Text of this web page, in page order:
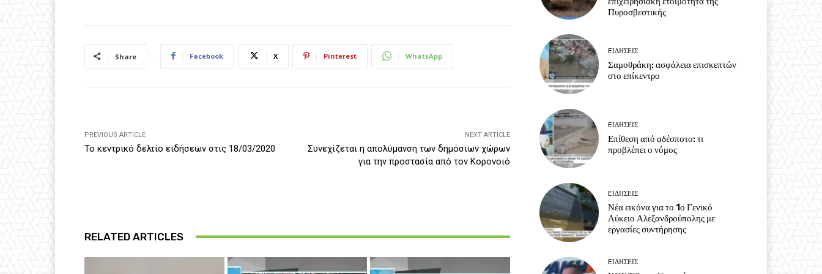
Share Facebook X Pinterest WhatsApp
PREVIOUS ARTICLE
Το κεντρικό δελτίο ειδήσεων στις 18/03/2020
NEXT ARTICLE
Συνεχίζεται η απολύμανση των δημόσιων χώρων
για την προστασία από τον Κορονοϊό
RELATED ARTICLES
Πυροσβεστικής
EΙΔΗΣΕΙΣ
Σαμοθράκη: ασφάλεια επισκεπτών
στο επίκεντρο
EΙΔΗΣΕΙΣ
Επίθεση από αδέσποτο: τι
προβλέπει ο νόμος
EΙΔΗΣΕΙΣ
Νέα εικόνα για το 1ο Γενικό
Λύκειο Αλεξανδρούπολης με
εργασίες συντήρησης
EΙΔΗΣΕΙΣ